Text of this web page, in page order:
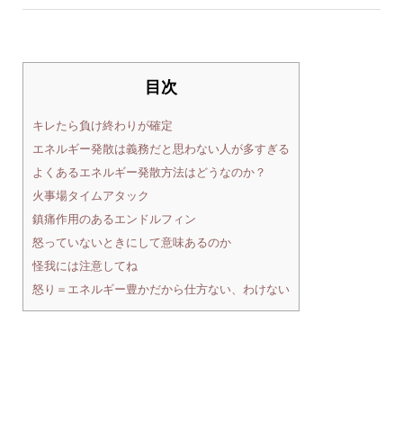
目次
キレたら負け終わりが確定
エネルギー発散は義務だと思わない人が多すぎる
よくあるエネルギー発散方法はどうなのか？
火事場タイムアタック
鎮痛作用のあるエンドルフィン
怒っていないときにして意味あるのか
怪我には注意してね
怒り＝エネルギー豊かだから仕方ない、わけない